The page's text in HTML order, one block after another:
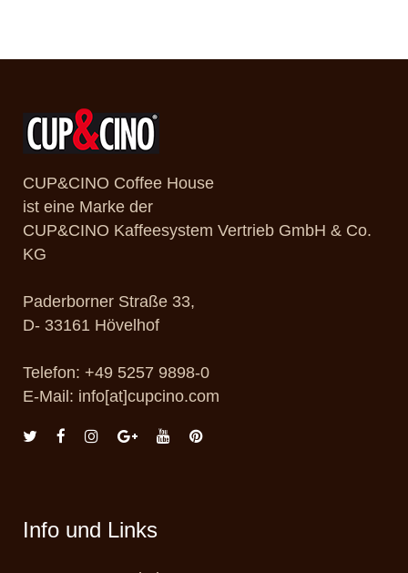
CUP&CINO Coffee House
ist eine Marke der
CUP&CINO Kaffeesystem Vertrieb GmbH & Co.
KG
Paderborner Straße 33,
D- 33161 Hövelhof
Telefon: +49 5257 9898-0
E-Mail: info[at]cupcino.com
Info und Links